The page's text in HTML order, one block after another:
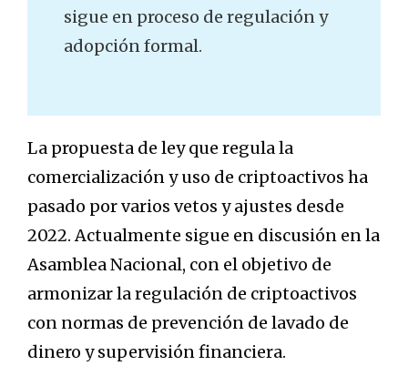
sigue en proceso de regulación y
adopción formal.
La propuesta de ley que regula la
comercialización y uso de criptoactivos ha
pasado por varios vetos y ajustes desde
2022. Actualmente sigue en discusión en la
Asamblea Nacional, con el objetivo de
armonizar la regulación de criptoactivos
con normas de prevención de lavado de
dinero y supervisión financiera.